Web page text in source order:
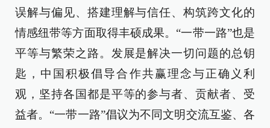
误解与偏见、搭建理解与信任、构筑跨文化的
情感纽带等方面取得丰硕成果。“一带一路”也是
平等与繁荣之路。发展是解决一切问题的总钥
匙，中国积极倡导合作共赢理念与正确义利
观，坚持各国都是平等的参与者、贡献者、受
益者。“一带一路”倡议为不同文明交流互鉴、各